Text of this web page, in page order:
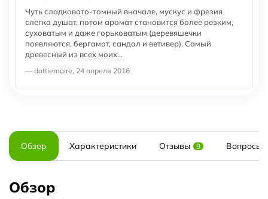
Чуть сладковато-томный вначале, мускус и фрезия
слегка душат, потом аромат становится более резким,
суховатым и даже горьковатым (деревяшечки
появляются, бергамот, сандал и ветивер). Самый
древесный из всех моих...
— dottiemoire, 24 апреля 2016
Обзор Характеристики Отзывы 9 Вопросы
Обзор